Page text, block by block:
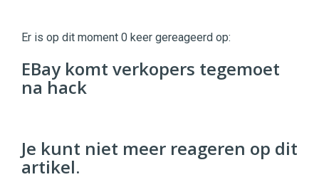
|
Digital
Commerce https://twinklemagazine.nl
9654
Er is op dit moment 0 keer gereageerd op:
EBay komt verkopers tegemoet
na hack
Je kunt niet meer reageren op dit
artikel.